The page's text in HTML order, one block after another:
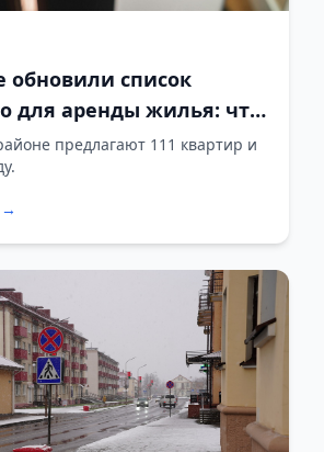
обновили список
для аренды жилья: что
предлагают 111 квартир и
→